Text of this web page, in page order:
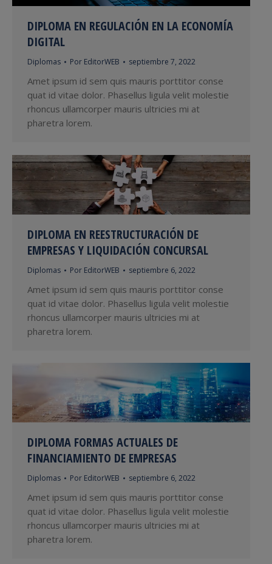
DIPLOMA EN REGULACIÓN EN LA ECONOMÍA
DIGITAL
Diplomas Por EditorWEB septiembre 7, 2022
Amet ipsum id sem quis mauris porttitor conse
quat id vitae dolor. Phasellus ligula velit molestie
rhoncus ullamcorper mauris ultricies mi at
pharetra lorem.
DIPLOMA EN REESTRUCTURACIÓN DE
EMPRESAS Y LIQUIDACIÓN CONCURSAL
Diplomas Por EditorWEB septiembre 6, 2022
Amet ipsum id sem quis mauris porttitor conse
quat id vitae dolor. Phasellus ligula velit molestie
rhoncus ullamcorper mauris ultricies mi at
pharetra lorem.
DIPLOMA FORMAS ACTUALES DE
FINANCIAMIENTO DE EMPRESAS
Diplomas Por EditorWEB septiembre 6, 2022
Amet ipsum id sem quis mauris porttitor conse
quat id vitae dolor. Phasellus ligula velit molestie
rhoncus ullamcorper mauris ultricies mi at
pharetra lorem.